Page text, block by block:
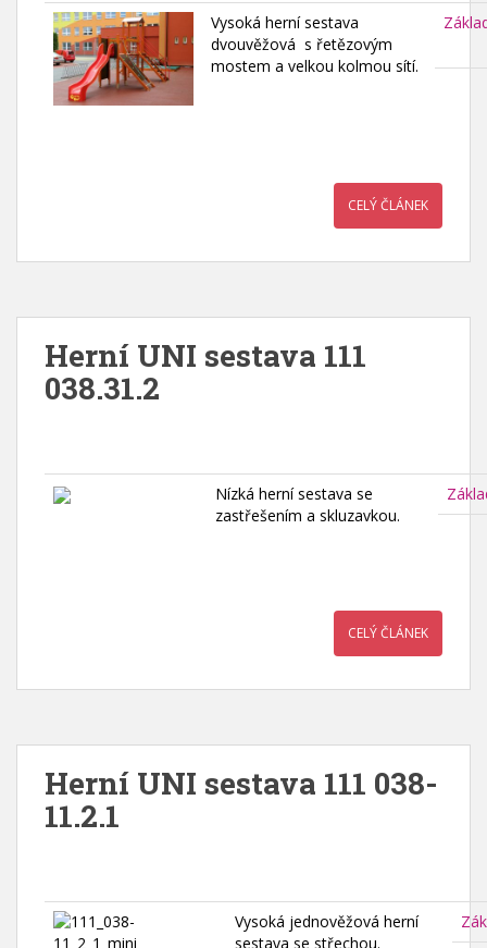
Vysoká herní sestava
dvouvěžová s řetězovým
mostem a velkou kolmou sítí.
CELÝ ČLÁNEK
Herní UNI sestava 111
038.31.2
Nízká herní sestava se
zastřešením a skluzavkou.
CELÝ ČLÁNEK
Herní UNI sestava 111 038-
11.2.1
Vysoká jednověžová herní
sestava se střechou.